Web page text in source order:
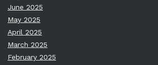
June 2025
May 2025
April 2025
March 2025
February 2025